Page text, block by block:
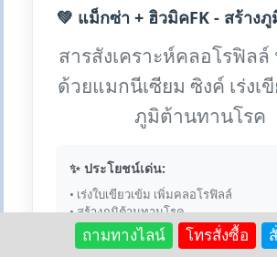
💚 แม็กซ่า + ฮิวมิคFK - สร้าง
สารสังเคราะห์คลอโรฟิลล์
ด้วยแมกนีเซียม ซิงค์ เร่งเ
ภูมิต้านทานโรค
✨ ประโยชน์เด่น:
• เร่งใบเขียวเข้ม เพิ่มคลอโรฟิลล์
• สร้างภูมิต้านทานโรค
• เสริมแมกนีเซียม ซิงค์
ถามทางไลน์ โทรสั่งซื้อ